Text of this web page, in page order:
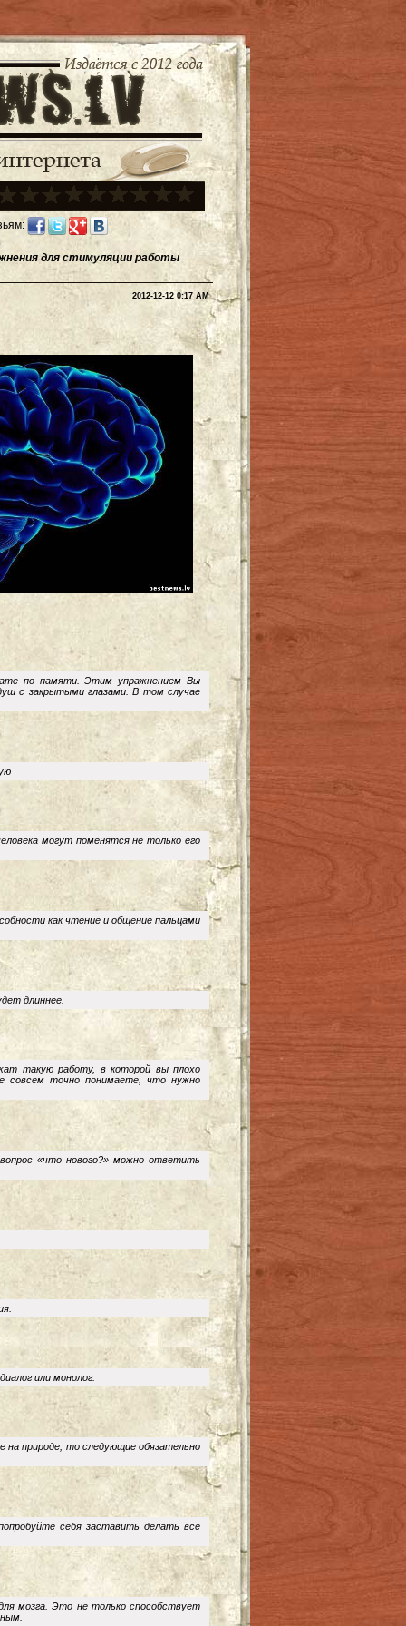
для стимуляции работы
2012-12-12 0:17 AM
по памяти. Этим упражнением Вы
с закрытыми глазами. В том случае
могут поменятся не только его
как чтение и общение пальцами
длиннее.
такую работу, в которой вы плохо
совсем точно понимаете, что нужно
«что нового?» можно ответить
или монолог.
на природе, то следующие обязательно
себя заставить делать всё
мозга. Это не только способствует